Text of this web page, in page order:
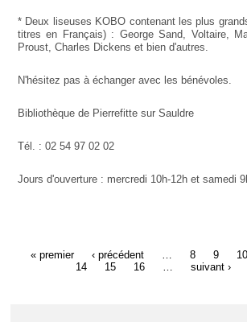
* Deux liseuses KOBO contenant les plus
titres en Français) : George Sand, Voltaire,
Proust, Charles Dickens et bien d'autres.
N'hésitez pas à échanger avec les bénévoles.
Bibliothèque de Pierrefitte sur Sauldre
Tél. : 02 54 97 02 02
Jours d'ouverture : mercredi 10h-12h et samedi
« premier ‹ précédent 8 9 10
14
15 16 suivant ›